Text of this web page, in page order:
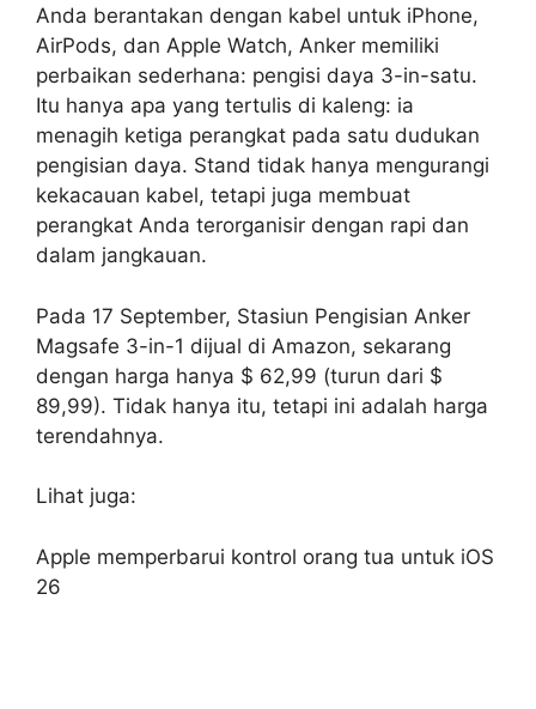
Anda berantakan dengan kabel untuk iPhone,
AirPods, dan Apple Watch, Anker memiliki
perbaikan sederhana: pengisi daya 3-in-satu.
Itu hanya apa yang tertulis di kaleng: ia
menagih ketiga perangkat pada satu dudukan
pengisian daya. Stand tidak hanya mengurangi
kekacauan kabel, tetapi juga membuat
perangkat Anda terorganisir dengan rapi dan
dalam jangkauan.
Pada 17 September, Stasiun Pengisian Anker
Magsafe 3-in-1 dijual di Amazon, sekarang
dengan harga hanya $ 62,99 (turun dari $
89,99). Tidak hanya itu, tetapi ini adalah harga
terendahnya.
Lihat juga:
Apple memperbarui kontrol orang tua untuk iOS
26